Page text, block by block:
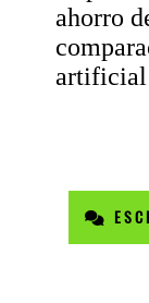
ahorro
artificial